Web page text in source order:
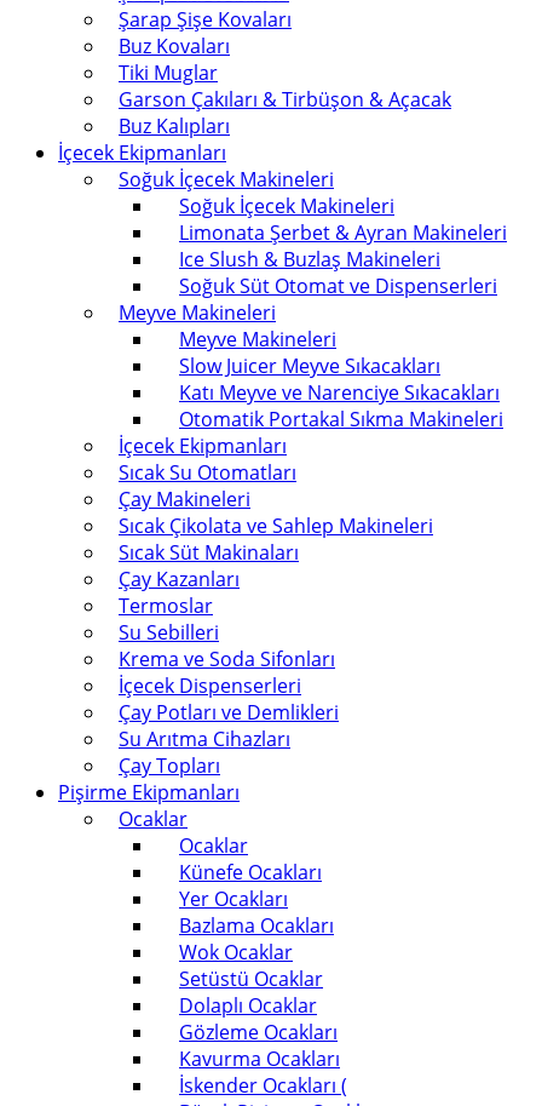
Şarap Şişe Kovaları
Buz Kovaları
Tiki Muglar
Garson Çakıları & Tirbüşon & Açacak
Buz Kalıpları
İçecek Ekipmanları
Soğuk İçecek Makineleri
Soğuk İçecek Makineleri
Limonata Şerbet & Ayran Makineleri
Ice Slush & Buzlaş Makineleri
Soğuk Süt Otomat ve Dispenserleri
Meyve Makineleri
Meyve Makineleri
Slow Juicer Meyve Sıkacakları
Katı Meyve ve Narenciye Sıkacakları
Otomatik Portakal Sıkma Makineleri
İçecek Ekipmanları
Sıcak Su Otomatları
Çay Makineleri
Sıcak Çikolata ve Sahlep Makineleri
Sıcak Süt Makinaları
Çay Kazanları
Termoslar
Su Sebilleri
Krema ve Soda Sifonları
İçecek Dispenserleri
Çay Potları ve Demlikleri
Su Arıtma Cihazları
Çay Topları
Pişirme Ekipmanları
Ocaklar
Ocaklar
Künefe Ocakları
Yer Ocakları
Bazlama Ocakları
Wok Ocaklar
Setüstü Ocaklar
Dolaplı Ocaklar
Gözleme Ocakları
Kavurma Ocakları
İskender Ocakları (